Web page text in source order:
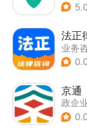
法正
业务
京通
政企